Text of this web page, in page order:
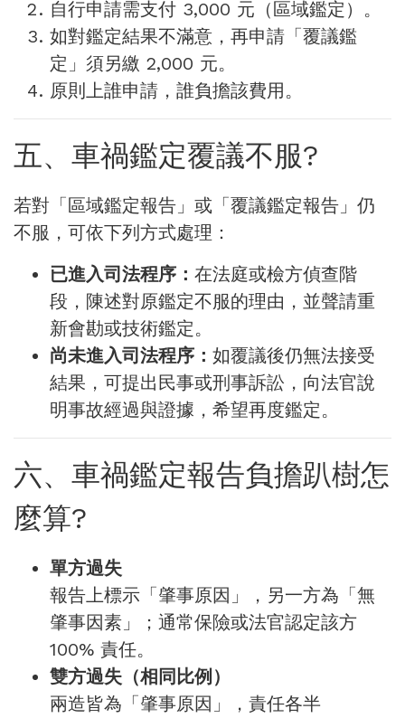
自行申請需支付 3,000 元（區域鑑定）。
如對鑑定結果不滿意，再申請「覆議鑑
定」須另繳 2,000 元。
原則上誰申請，誰負擔該費用。
五、車禍鑑定覆議不服?
若對「區域鑑定報告」或「覆議鑑定報告」仍
不服，可依下列方式處理：
已進入司法程序： 在法庭或檢方偵查階
段，陳述對原鑑定不服的理由，並聲請重
新會勘或技術鑑定。
尚未進入司法程序： 如覆議後仍無法接受
結果，可提出民事或刑事訴訟，向法官說
明事故經過與證據，希望再度鑑定。
六、車禍鑑定報告負擔趴樹怎
麼算?
單方過失
報告上標示「肇事原因」，另一方為「無
肇事因素」；通常保險或法官認定該方
100% 責任。
雙方過失（相同比例）
兩造皆為「肇事原因」，責任各半